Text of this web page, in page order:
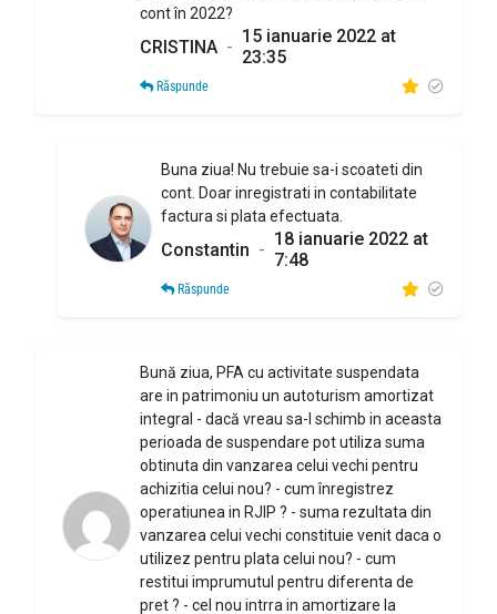
cont în 2022?
CRISTINA - 15 ianuarie 2022 at
23:35
Răspunde
Buna ziua! Nu trebuie sa-i scoateti din
cont. Doar inregistrati in contabilitate
factura si plata efectuata.
Constantin - 18 ianuarie 2022 at
7:48
Răspunde
Bună ziua, PFA cu activitate suspendata
are in patrimoniu un autoturism amortizat
integral - dacă vreau sa-l schimb in aceasta
perioada de suspendare pot utiliza suma
obtinuta din vanzarea celui vechi pentru
achizitia celui nou? - cum înregistrez
operatiunea in RJIP ? - suma rezultata din
vanzarea celui vechi constituie venit daca o
utilizez pentru plata celui nou? - cum
restitui imprumutul pentru diferenta de
pret ? - cel nou intrra in amortizare la